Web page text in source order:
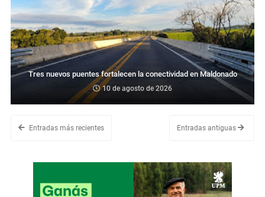
Tres nuevos puentes fortalecen la conectividad en Maldonado
10 de agosto de 2026
Entradas más recientes Entradas antiguas